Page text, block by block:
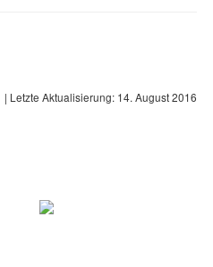
| Letzte Aktualisierung: 14. August 2016